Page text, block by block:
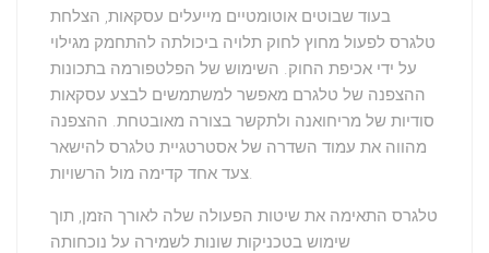
בעוד שבוטים אוטומטיים מייעלים עסקאות, הצלחת
טלגרס לפעול מחוץ לחוק תלויה ביכולתה להתחמק מגילוי
על ידי אכיפת החוק. השימוש של הפלטפורמה בתכונות
ההצפנה של טלגרם מאפשר למשתמשים לבצע עסקאות
סודיות של מריחואנה ולתקשר בצורה מאובטחת. ההצפנה
מהווה את עמוד השדרה של אסטרטגיית טלגרס להישאר
צעד אחד קדימה מול הרשויות.
טלגרס התאימה את שיטות הפעולה שלה לאורך הזמן, תוך
שימוש בטכניקות שונות לשמירה על נוכחותה